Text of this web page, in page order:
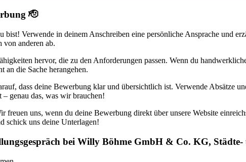
🫡
bist! Verwende in deinem Anschreiben eine persönliche Ansprache und
anderen ab.
hervor, die zu den Anforderungen passen. Wenn du
an die Sache herangehen.
dass deine Bewerbung klar und übersichtlich ist. Verwende Absätze
genau das, was wir brauchen!
freuen uns, wenn du deine Bewerbung direkt über unsere Website
schick uns deine Unterlagen!
bei Willy Böhme GmbH & Co. KG,